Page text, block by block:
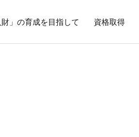
財」の育成を目指して 資格取得